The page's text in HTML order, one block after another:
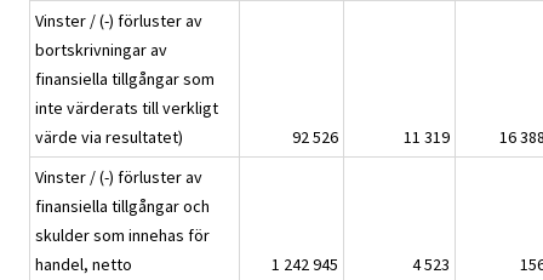
Vinster / (-) förluster av
bortskrivningar av
finansiella tillgångar som
inte värderats till verkligt
värde via resultatet)
92 526 11 319
16
Vinster / (-) förluster av
finansiella tillgångar och
skulder som innehas för
handel, netto
1 242 945 4 523